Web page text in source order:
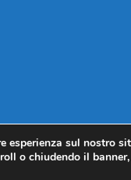
sul nostro
o chiudendo il